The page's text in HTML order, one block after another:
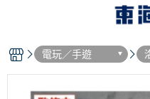
電玩／手遊